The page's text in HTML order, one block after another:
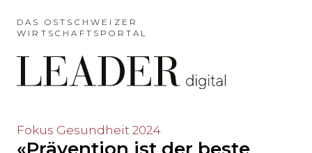
das
Hauptmenü
auslassen
und
Inhalt
DAS OSTSCHWEIZER
WIRTSCHAFTSPORTAL
Möchten
Fokus Gesundheit 2024
«Prävention ist der beste